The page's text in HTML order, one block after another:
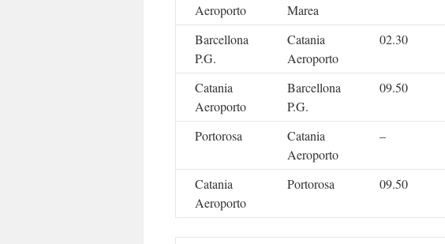
Aeroporto
Marea
Barcellona
P.G.
Catania
Aeroporto
02.30
Catania
Aeroporto
Barcellona
P.G.
09.50
Portorosa
Catania
Aeroporto
–
Catania
Aeroporto
Portorosa 09.50